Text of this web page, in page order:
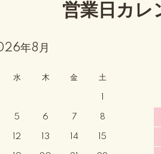
営業日カレ
年8月
水 木 金 土
5 6 7 8
12 13 14 15